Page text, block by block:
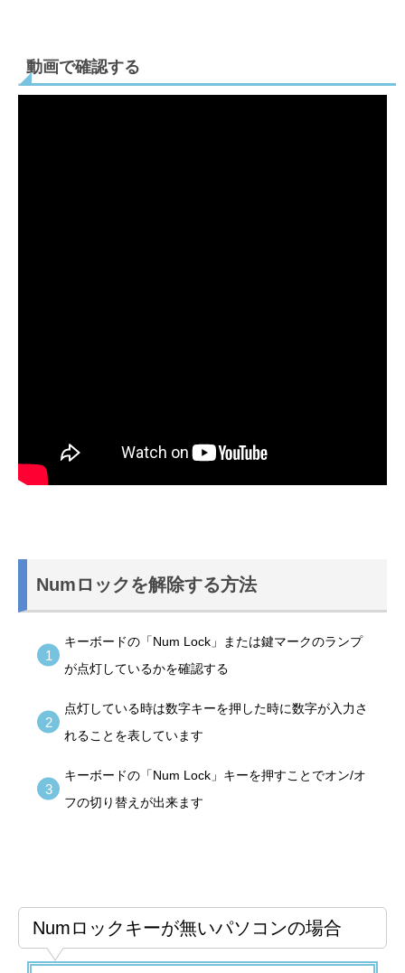
動画で確認する
Numロックを解除する方法
キーボードの「Num Lock」または鍵マークのランプ
が点灯しているかを確認する
点灯している時は数字キーを押した時に数字が入力さ
れることを表しています
キーボードの「Num Lock」キーを押すことでオン/オ
フの切り替えが出来ます
Numロックキーが無いパソコンの場合